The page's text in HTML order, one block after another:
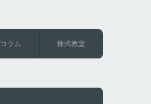
コラム 株式教室